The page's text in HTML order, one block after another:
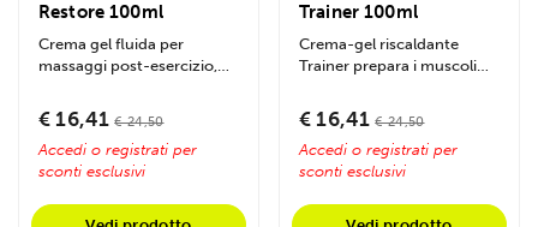
Restore 100ml
Crema gel fluida per
massaggi post-esercizio,
muscolare, dona...
€ 16,41 € 24,50
Accedi o registrati per
sconti esclusivi
Trainer 100ml
Crema-gel riscaldante
Trainer prepara i muscoli
performance e...
€ 16,41 € 24,50
Accedi o registrati per
sconti esclusivi